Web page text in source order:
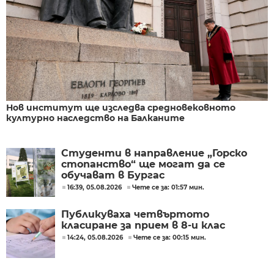
Нов институт ще изследва средновековното
културно наследство на Балканите
Студенти в направление „Горско
стопанство“ ще могат да се
обучават в Бургас
16:39, 05.08.2026 Чете се за: 01:57 мин.
Публикуваха четвъртото
класиране за прием в 8-и клас
14:24, 05.08.2026 Чете се за: 00:15 мин.